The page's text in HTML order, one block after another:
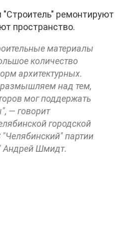
ремонтируют
пространство.
материалы
количество
архитектурных.
размышляем над тем,
мог поддержать
— говорит
городской
партии
Андрей Шмидт.